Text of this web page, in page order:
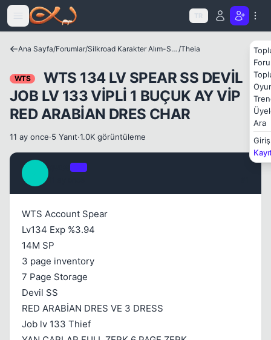
Icerige atla
TR
Ara
Giriş
Ana Sayfa/Forumlar/ Silkroad Karakter Alım-Satımları /Theia
WTS
WTS 134 LV SPEAR SS DEVİL
JOB LV 133 VİPLİ 1 BUÇUK AY VİP
RED ARABİAN DRES CHAR
11 ay once·5 Yanıt·1.0K görüntüleme
WTS Account Spear
Lv134 Exp %3.94
14M SP
3 page inventory
7 Page Storage
Devil SS
RED ARABİAN DRES VE 3 DRESS
Job lv 133 Thief
Kapat